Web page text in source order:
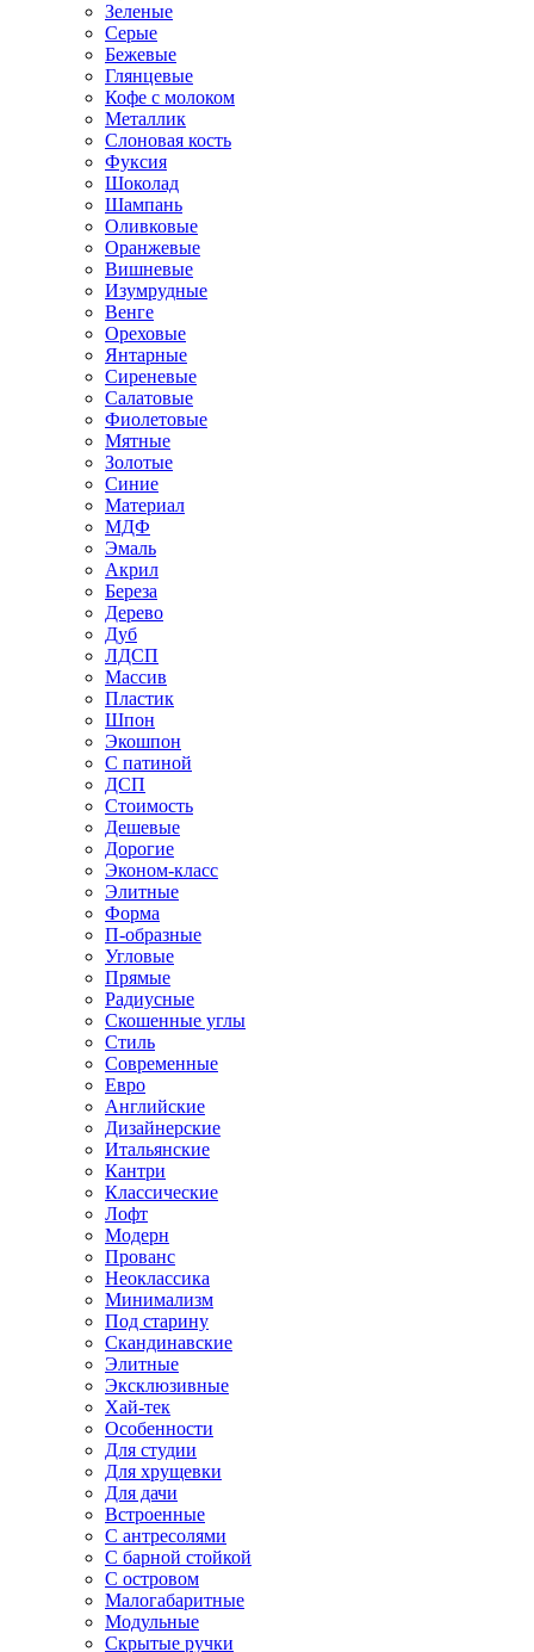
Зеленые
Серые
Бежевые
Глянцевые
Кофе с молоком
Металлик
Слоновая кость
Фуксия
Шоколад
Шампань
Оливковые
Оранжевые
Вишневые
Изумрудные
Венге
Ореховые
Янтарные
Сиреневые
Салатовые
Фиолетовые
Мятные
Золотые
Синие
Материал
МДФ
Эмаль
Акрил
Береза
Дерево
Дуб
ЛДСП
Массив
Пластик
Шпон
Экошпон
С патиной
ДСП
Стоимость
Дешевые
Дорогие
Эконом-класс
Элитные
Форма
П-образные
Угловые
Прямые
Радиусные
Скошенные углы
Стиль
Современные
Евро
Английские
Дизайнерские
Итальянские
Кантри
Классические
Лофт
Модерн
Прованс
Неоклассика
Минимализм
Под старину
Скандинавские
Элитные
Эксклюзивные
Хай-тек
Особенности
Для студии
Для хрущевки
Для дачи
Встроенные
С антресолями
С барной стойкой
С островом
Малогабаритные
Модульные
Скрытые ручки